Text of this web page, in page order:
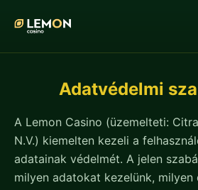
Adatvédelmi
A Lemon Casino (üzemelteti:
N.V.) kiemelten kezeli a
adatainak védelmét. A jelen
milyen adatokat kezelünk, milyen